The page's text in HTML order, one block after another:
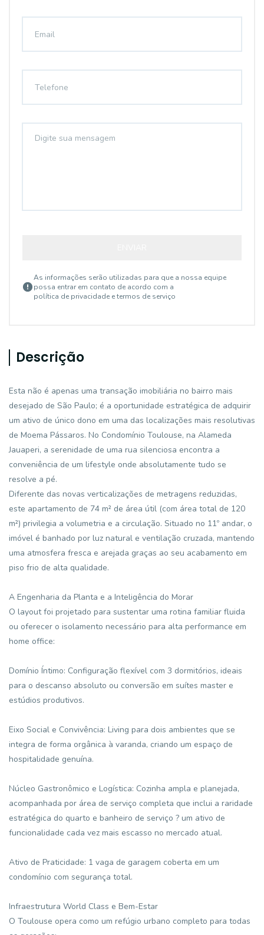
As informações serão utilizadas para que a nossa equipe
possa entrar em contato de acordo com a
política de privacidade e termos de serviço
Descrição
Esta não é apenas uma transação imobiliária no bairro mais
desejado de São Paulo; é a oportunidade estratégica de adquirir
um ativo de único dono em uma das localizações mais resolutivas
de Moema Pássaros. No Condomínio Toulouse, na Alameda
Jauaperi, a serenidade de uma rua silenciosa encontra a
conveniência de um lifestyle onde absolutamente tudo se
resolve a pé.
Diferente das novas verticalizações de metragens reduzidas,
este apartamento de 74 m² de área útil (com área total de 120
m²) privilegia a volumetria e a circulação. Situado no 11º andar, o
imóvel é banhado por luz natural e ventilação cruzada, mantendo
uma atmosfera fresca e arejada graças ao seu acabamento em
piso frio de alta qualidade.
A Engenharia da Planta e a Inteligência do Morar
O layout foi projetado para sustentar uma rotina familiar fluida
ou oferecer o isolamento necessário para alta performance em
home office:
Domínio Íntimo: Configuração flexível com 3 dormitórios, ideais
para o descanso absoluto ou conversão em suítes master e
estúdios produtivos.
Eixo Social e Convivência: Living para dois ambientes que se
integra de forma orgânica à varanda, criando um espaço de
hospitalidade genuína.
Núcleo Gastronômico e Logística: Cozinha ampla e planejada,
acompanhada por área de serviço completa que inclui a raridade
estratégica do quarto e banheiro de serviço ? um ativo de
funcionalidade cada vez mais escasso no mercado atual.
Ativo de Praticidade: 1 vaga de garagem coberta em um
condomínio com segurança total.
Infraestrutura World Class e Bem-Estar
O Toulouse opera como um refúgio urbano completo para todas